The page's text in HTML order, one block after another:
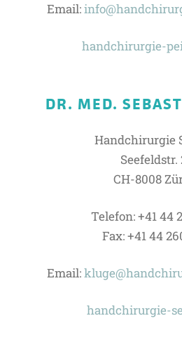
Email:
handchirurgie-
DR. MED.
Handchirurgie
Seefeldstr.
CH-8008
Telefon: +41 44
Fax: +41 44
Email:
handchirurgie-